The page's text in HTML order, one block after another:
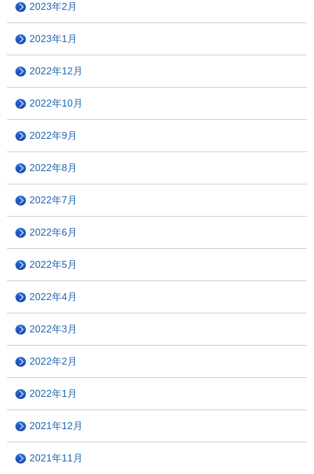
2023年2月
2023年1月
2022年12月
2022年10月
2022年9月
2022年8月
2022年7月
2022年6月
2022年5月
2022年4月
2022年3月
2022年2月
2022年1月
2021年12月
2021年11月